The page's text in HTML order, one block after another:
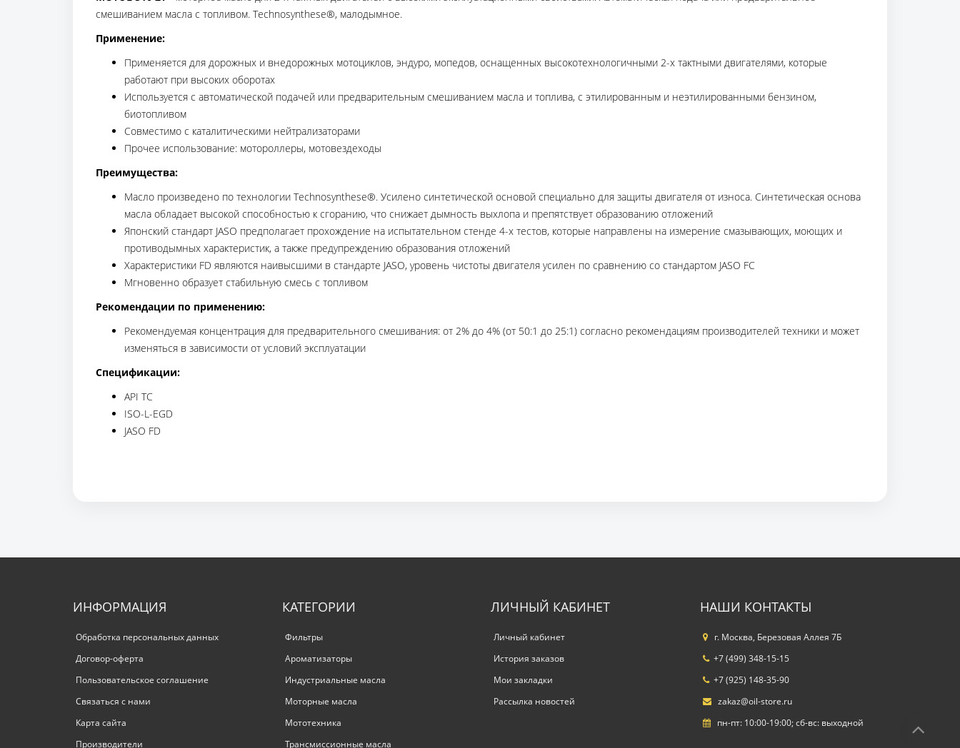
смешиванием масла с топливом. Technosynthese®, малодымное.
Применение:
Применяется для дорожных и внедорожных мотоциклов, эндуро, мопедов, оснащенных высокотехнологичными 2-х тактными двигателями, которые
работают при высоких оборотах
Используется с автоматической подачей или предварительным смешиванием масла и топлива, с этилированным и неэтилированными бензином,
биотопливом
Совместимо с каталитическими нейтрализаторами
Прочее использование: мотороллеры, мотовездеходы
Преимущества:
Масло произведено по технологии Technosynthese®. Усилено синтетической основой специально для защиты двигателя от износа. Синтетическая основа
масла обладает высокой способностью к сгоранию, что снижает дымность выхлопа и препятствует образованию отложений
Японский стандарт JASO предполагает прохождение на испытательном стенде 4-х тестов, которые направлены на измерение смазывающих, моющих и
противодымных характеристик, а также предупреждению образования отложений
Характеристики FD являются наивысшими в стандарте JASO, уровень чистоты двигателя усилен по сравнению со стандартом JASO FC
Мгновенно образует стабильную смесь с топливом
Рекомендации по применению:
Рекомендуемая концентрация для предварительного смешивания: от 2% до 4% (от 50:1 до 25:1) согласно рекомендациям производителей техники и может
изменяться в зависимости от условий эксплуатации
Спецификации:
API ТС
ISO-L-EGD
JASO FD
ИНФОРМАЦИЯ
Обработка персональных данных
Договор-оферта
Пользовательское соглашение
Связаться с нами
Карта сайта
Производители
КАТЕГОРИИ
Фильтры
Ароматизаторы
Индустриальные масла
Моторные масла
Мототехника
Трансмиссионные масла
ЛИЧНЫЙ КАБИНЕТ
Личный кабинет
История заказов
Мои закладки
Рассылка новостей
НАШИ КОНТАКТЫ
г. Москва, Березовая Аллея 7Б
+7 (499) 348-15-15
+7 (925) 148-35-90
zakaz@oil-store.ru
пн-пт: 10:00-19:00; сб-вс: выходной